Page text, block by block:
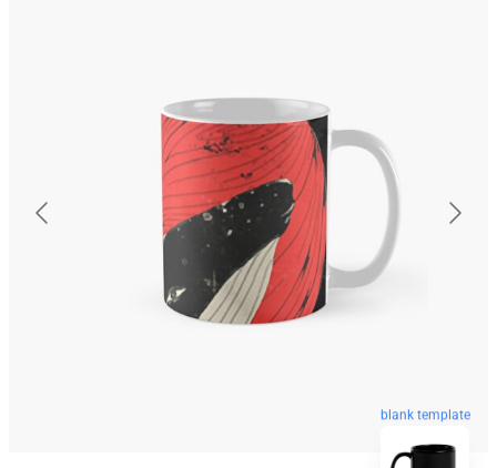
blank template